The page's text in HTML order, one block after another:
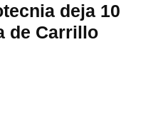
deja 10
de Carrillo